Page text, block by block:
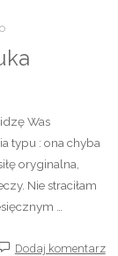
Was
typu : ona chyba
oryginalna,
Nie straciłam
…
Dodaj komentarz